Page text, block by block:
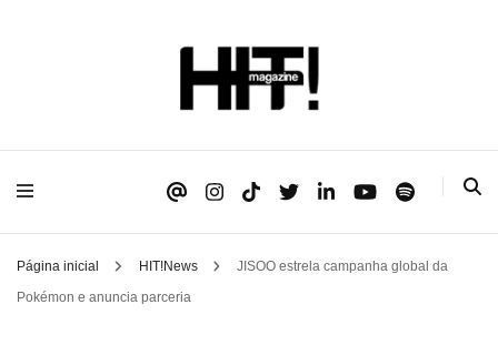
HIT!Magazine
Página inicial HIT!News
JISOO estrela campanha global da
Pokémon e anuncia parceria